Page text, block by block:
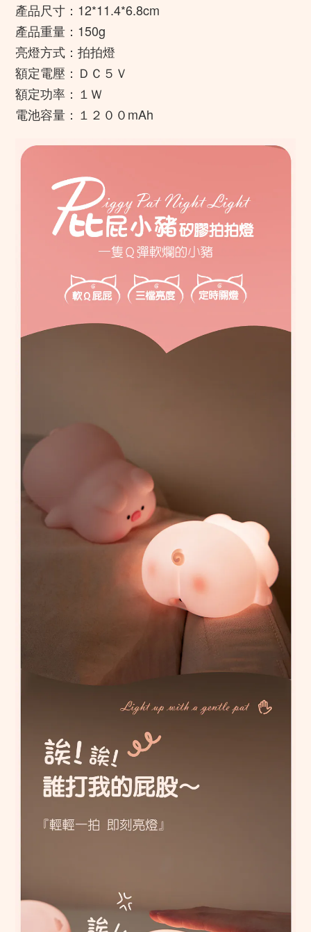
產品尺寸：12*11.4*6.8cm
產品重量：150g
亮燈方式：拍拍燈
額定電壓：ＤＣ５Ｖ
額定功率：１Ｗ
電池容量：１２００mAh